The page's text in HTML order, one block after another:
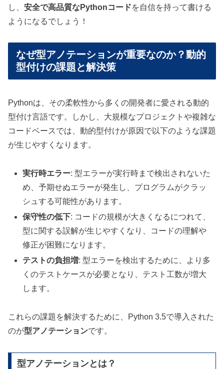
し、 安全で高品質なPythonコードを自信を持って書ける
ようになるでしょう！
なぜ型アノテーションが重要なのか？動的
型付けの課題と解決策
Pythonは、その柔軟性から多くの開発者に愛される動的
型付け言語です。しかし、大規模なプロジェクトや複雑な
コードベースでは、動的型付けが原因で以下のような課題
が生じやすくなります。
実行時エラー: 型エラーが実行時まで検出されないた
め、予期せぬエラーが発生し、プログラムがクラッ
シュする可能性があります。
保守性の低下: コードの規模が大きくなるにつれて、
型に関する誤解が生じやすくなり、コードの理解や
修正が困難になります。
テストの負担増: 型エラーを検出するために、より多
くのテストケースが必要となり、テスト工数が増大
します。
これらの課題を解決するために、Python 3.5で導入された
のが型アノテーションです。
型アノテーションとは？